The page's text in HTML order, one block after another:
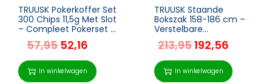
TRUUSK Pokerkoffer Set
300 Chips 11,5g Met Slot
– Compleet Pokerset –
2 Decks – 5
Dobbelstenen – Dealer
Blind Buttons – Zilver
57,95 52,16
In winkelwagen
TRUUSK Staande
Bokszak 158-186 cm –
Verstelbare
Trainingspartner –
Zwart/Bruin – NIEUW –
Bokszakpop Dummy
voor Bokstraining
213,95192,56
In winkelwagen